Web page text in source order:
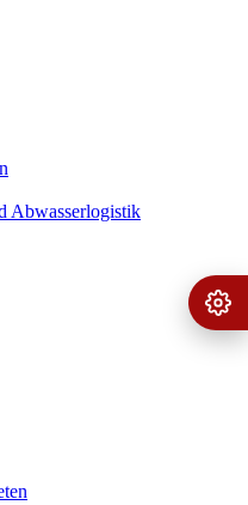
Abwasserlogistik
›